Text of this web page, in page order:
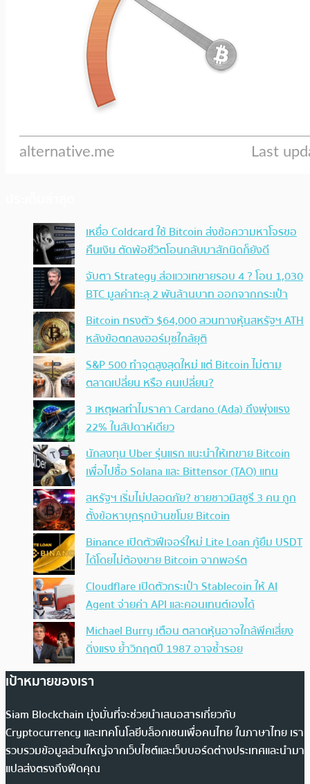
เหยื่อ Coldcard ใช้ Bitcoin ส่งข้อความหาโจรขอ
คืนเงิน ตัดพ้อชีวิตโอนกลับมาสักนิดก็ยังดี
จับตา Strategy ส่อแววเทขายรอบ 4 ? โอน 1,030
BTC มูลค่าทะลุ 2 พันล้านบาท ออกจากกระเป๋า
Bitcoin ทรงตัว $64,000 สวนทางหุ้นสหรัฐฯ ATH
หลังข้อตกลงฮอร์มุซใกล้ยุติ
S&P 500 ทำจุดสูงสุดใหม่ แต่ Bitcoin ไม่ตาม
ตลาดเปลี่ยน หรือ คนเปลี่ยน?
3 เหตุผลทำไมราคา Cardano (Ada) ถึงพุ่งแรง
22% ในสัปดาห์เดียว
นักลงทุน Uber รุ่นแรก แนะนำให้เทขาย Bitcoin
เพื่อไปซื้อ Solana และ Bittensor (TAO) แทน
สหรัฐฯ เริ่มไม่ปลอดภัย? ชายชาวมิสซูรี 3 คน ถูก
ตั้งข้อหาบุกรุกบ้านขโมย Bitcoin
Binance เปิดตัวฟีเจอร์ใหม่ Lite Loan กู้ยืม USDT
ได้โดยไม่ต้องขาย Bitcoin จากพอร์ต
Cloudflare เปิดตัวกระเป๋า Stablecoin ให้ AI
Agent จ่ายค่า API และคอนเทนต์เองได้
Michael Burry เตือน ตลาดหุ้นอาจใกล้พีคเสี่ยง
ดิ่งแรง ย้ำวิกฤตปี 1987 อาจซ้ำรอย
เป้าหมายของเรา
Siam Blockchain มุ่งมั่นที่จะช่วยนำเสนอสารเกี่ยวกับ
Cryptocurrency และเทคโนโลยีบล็อกเชนเพื่อคนไทย ในภาษาไทย เรา
รวบรวมข้อมูลส่วนใหญ่จากเว็บไซต์และเว็บบอร์ดต่างประเทศและนำมา
แปลส่งตรงถึงฟีดคุณ